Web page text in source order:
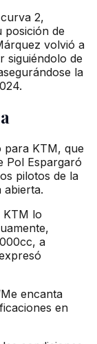
2,
posición de
volvió a
siguiéndolo de
la
para KTM, que
Pol Espargaró
pilotos de la
abierta.
KTM lo
a
encanta
en